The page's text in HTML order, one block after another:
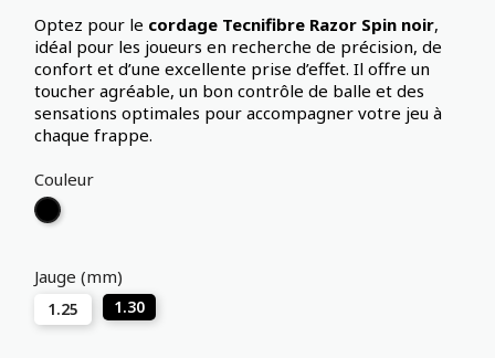
Optez pour le cordage Tecnifibre Razor Spin noir,
idéal pour les joueurs en recherche de précision, de
confort et d’une excellente prise d’effet. Il offre un
toucher agréable, un bon contrôle de balle et des
sensations optimales pour accompagner votre jeu à
chaque frappe.
Couleur
Noir
Jauge (mm)
1.25 1.30